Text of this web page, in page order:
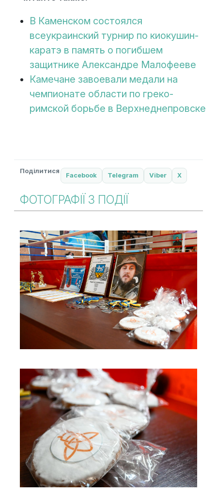
В Каменском состоялся
всеукраинский турнир по киокушин-
каратэ в память о погибшем
защитнике Александре Малофееве
Камечане завоевали медали на
чемпионате области по греко-
римской борьбе в Верхнеднепровске
Поділитися
Facebook Telegram Viber X
ФОТОГРАФІЇ З ПОДІЇ